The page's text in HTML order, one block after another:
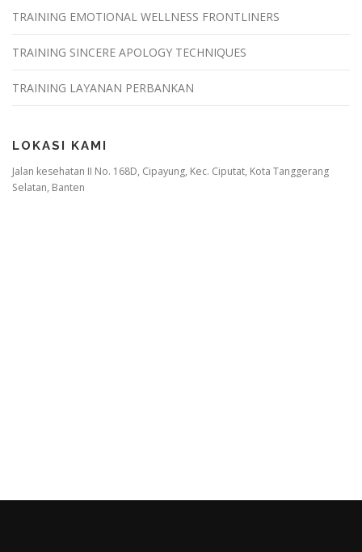
TRAINING EMOTIONAL WELLNESS FRONTLINERS
TRAINING SINCERE APOLOGY TECHNIQUES
TRAINING LAYANAN PERBANKAN
LOKASI KAMI
Jalan kesehatan II No. 168D, Cipayung, Kec. Ciputat, Kota Tanggerang
Selatan, Banten